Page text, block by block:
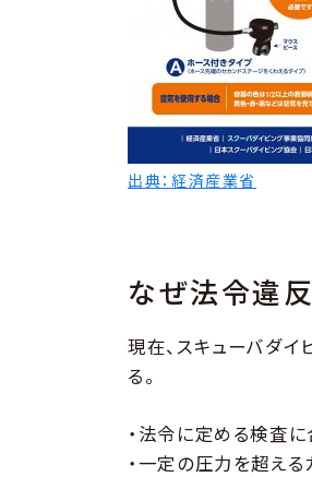
出典：経済産業省
なぜ法令違
現在、スキューバダ
る。
・法令に定める検査
・一定の圧力を超え